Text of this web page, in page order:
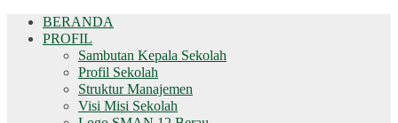
BERANDA
PROFIL
Sambutan Kepala Sekolah
Profil Sekolah
Struktur Manajemen
Visi Misi Sekolah